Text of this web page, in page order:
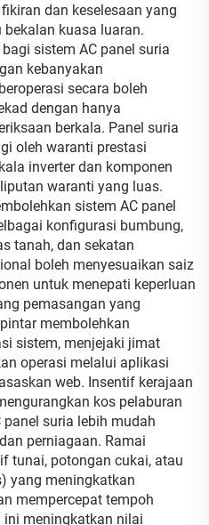
dan keselesaan yang
kuasa luaran.
sistem AC panel suria
kebanyakan
secara boleh
dengan hanya
berkala. Panel suria
oleh waranti prestasi
inverter dan komponen
waranti yang luas.
sistem AC panel
konfigurasi bumbung,
tanah, dan sekatan
boleh menyesuaikan saiz
untuk menepati keperluan
pemasangan yang
membolehkan
sistem, menjejaki jimat
operasi melalui aplikasi
web. Insentif kerajaan
kos pelaburan
suria lebih mudah
perniagaan. Ramai
tunai, potongan cukai, atau
yang meningkatkan
mempercepat tempoh
ini meningkatkan nilai